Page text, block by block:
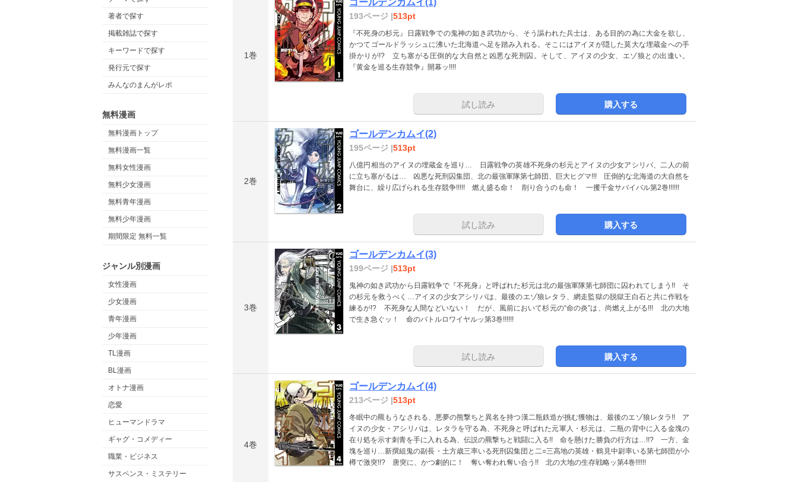
著者で探す
掲載雑誌で探す
キーワードで探す
発行元で探す
みんなのまんがレポ
無料漫画
無料漫画トップ
無料漫画一覧
無料女性漫画
無料少女漫画
無料青年漫画
無料少年漫画
期間限定 無料一覧
ジャンル別漫画
女性漫画
少女漫画
青年漫画
少年漫画
TL漫画
BL漫画
オトナ漫画
恋愛
ヒューマンドラマ
ギャグ・コメディー
職業・ビジネス
サスペンス・ミステリー
1巻
ゴールデンカムイ(1)
193ページ |513pt
『不死身の杉元』日露戦争での鬼神の如き武功から、そう謳われた兵士は、ある目的の為に大金を欲し、
かつてゴールドラッシュに沸いた北海道へ足を踏み入れる。そこにはアイヌが隠した莫大な埋蔵金への手
掛かりが!? 立ち塞がる圧倒的な大自然と凶悪な死刑囚。そして、アイヌの少女、エゾ狼との出逢い。
『黄金を巡る生存競争』開幕ッ!!!!
試し読み 購入する
2巻
ゴールデンカムイ(2)
195ページ |513pt
八億円相当のアイヌの埋蔵金を巡り… 日露戦争の英雄不死身の杉元とアイヌの少女アシリパ、二人の前
に立ち塞がるは… 凶悪な死刑囚集団、北の最強軍隊第七師団、巨大ヒグマ!!! 圧倒的な北海道の大自然を
舞台に、繰り広げられる生存競争!!!!! 燃え盛る命！ 削り合うのも命！ 一攫千金サバイバル第2巻!!!!!!
試し読み 購入する
3巻
ゴールデンカムイ(3)
199ページ |513pt
鬼神の如き武功から日露戦争で『不死身』と呼ばれた杉元は北の最強軍隊第七師団に囚われてしまう!! そ
の杉元を救うべく…アイヌの少女アシリパは、最後のエゾ狼レタラ、網走監獄の脱獄王白石と共に作戦を
練るが!? 不死身な人間などいない！ だが、風前において杉元の“命の炎”は、尚燃え上がる!!! 北の大地
で生き急ぐッ！ 命のバトルロワイヤルッ第3巻!!!!!!
試し読み 購入する
4巻
ゴールデンカムイ(4)
213ページ |513pt
冬眠中の羆もうなされる、悪夢の熊撃ちと異名を持つ漢二瓶鉄造が挑む獲物は、最後のエゾ狼レタラ!! ア
イヌの少女・アシリパは、レタラを守る為、不死身と呼ばれた元軍人・杉元は、二瓶の背中に入る金塊の
在り処を示す刺青を手に入れる為、伝説の羆撃ちと戦闘に入る!! 命を懸けた勝負の行方は…!!? 一方、金
塊を巡り…新撰組鬼の副長・土方歳三率いる死刑囚集団と二○三高地の英雄・鶴見中尉率いる第七師団が小
樽で激突!!? 唐突に、かつ劇的に！ 奪い奪われ奪い合う!! 北の大地の生存戦略ッ第4巻!!!!!!